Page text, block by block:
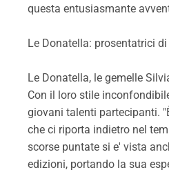
questa entusiasmante
Le Donatella: prosentatrici
Le Donatella, le gemelle
Con il loro stile
giovani talenti partecipanti.
che ci riporta indietro nel
scorse puntate si e' vista
edizioni, portando la sua